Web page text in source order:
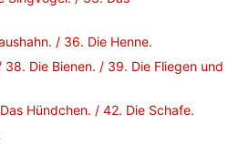
/ 36. Die Henne.
38. Die Bienen. / 39. Die Fliegen und
Hündchen. / 42. Die Schafe.